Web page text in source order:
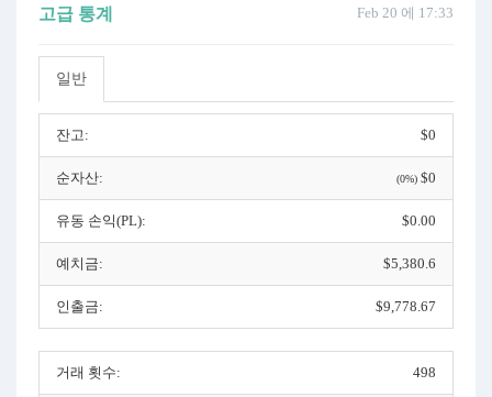
Feb 20 에 17:33
고급 통계
일반
잔고: $0
순자산: (0%) $0
유동 손익(PL): $0.00
예치금: $5,380.6
인출금: $9,778.67
거래 횟수: 498